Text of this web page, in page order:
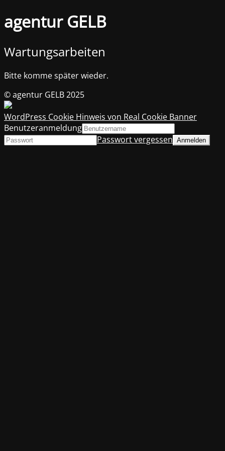
agentur GELB
Wartungsarbeiten
Bitte komme später wieder.
© agentur GELB 2025
WordPress Cookie Hinweis von Real Cookie Banner
Benutzeranmeldung
Passwort vergessen